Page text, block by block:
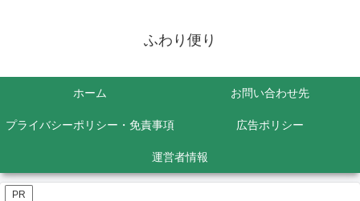
ふわり便り
ホーム お問い合わせ先
プライバシーポリシー・免責事項 広告ポリシー
運営者情報
PR